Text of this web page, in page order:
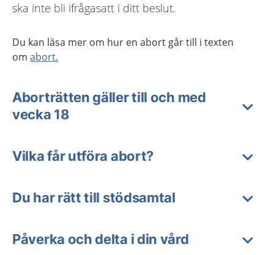
ska inte bli ifrågasatt i ditt beslut.
Du kan läsa mer om hur en abort går till i texten
om abort.
Aborträtten gäller till och med
vecka 18
Vilka får utföra abort?
Du har rätt till stödsamtal
Påverka och delta i din vård